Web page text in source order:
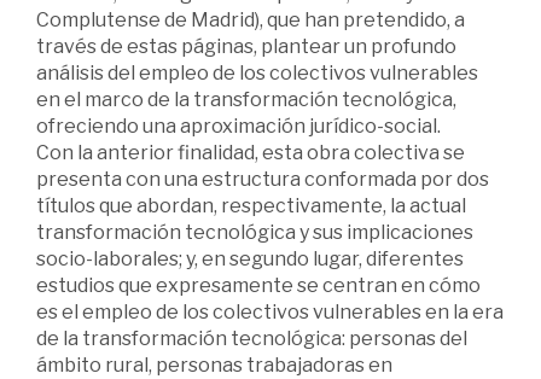
Complutense de Madrid), que han pretendido, a
través de estas páginas, plantear un profundo
análisis del empleo de los colectivos vulnerables
en el marco de la transformación tecnológica,
ofreciendo una aproximación jurídico-social.
Con la anterior finalidad, esta obra colectiva se
presenta con una estructura conformada por dos
títulos que abordan, respectivamente, la actual
transformación tecnológica y sus implicaciones
socio-laborales; y, en segundo lugar, diferentes
estudios que expresamente se centran en cómo
es el empleo de los colectivos vulnerables en la era
de la transformación tecnológica: personas del
ámbito rural, personas trabajadoras en